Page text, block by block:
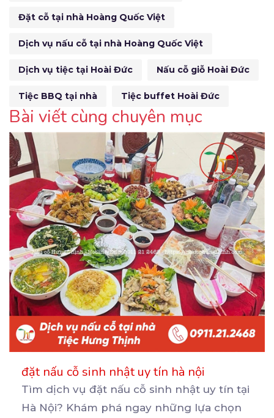
Đặt cỗ tại nhà Hoàng Quốc Việt
Dịch vụ nấu cỗ tại nhà Hoàng Quốc Việt
Dịch vụ tiệc tại Hoài Đức Nấu cỗ giỗ Hoài Đức
Tiệc BBQ tại nhà Tiệc buffet Hoài Đức
Bài viết cùng chuyên mục
đặt nấu cỗ sinh nhật uy tín hà nội
Tìm dịch vụ đặt nấu cỗ sinh nhật uy tín tại
Hà Nội? Khám phá ngay những lựa chọn